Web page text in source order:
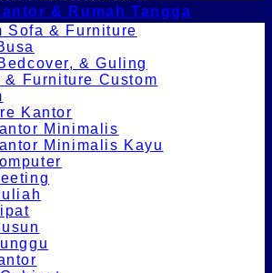
& Rumah Tangga
Sofa & Furniture
& Guling
& Furniture Custom
Kantor
Minimalis
Minimalis Kayu